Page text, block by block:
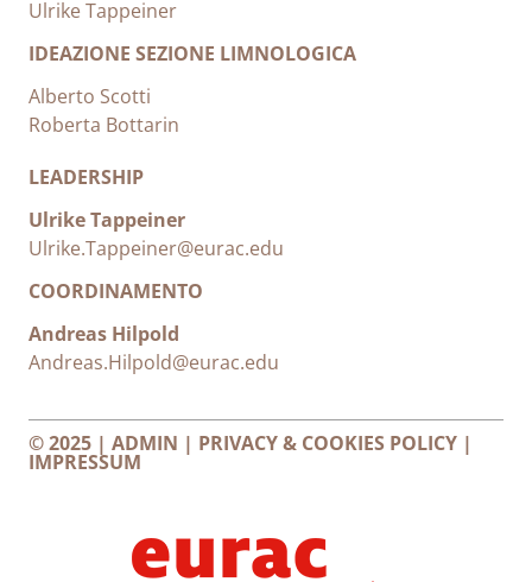
Ulrike Tappeiner
IDEAZIONE SEZIONE LIMNOLOGICA
Alberto Scotti
Roberta Bottarin
LEADERSHIP
Ulrike Tappeiner
Ulrike.Tappeiner@eurac.edu
COORDINAMENTO
Andreas Hilpold
Andreas.Hilpold@eurac.edu
© 2025 | ADMIN | PRIVACY & COOKIES POLICY |
IMPRESSUM